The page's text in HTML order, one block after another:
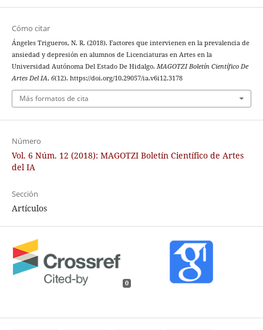
Cómo citar
Ángeles Trigueros, N. R. (2018). Factores que intervienen en la prevalencia de
ansiedad y depresión en alumnos de Licenciaturas en Artes en la
Universidad Autónoma Del Estado De Hidalgo. MAGOTZI Boletín Científico De
Artes Del IA, 6(12). https://doi.org/10.29057/ia.v6i12.3178
Más formatos de cita
Número
Vol. 6 Núm. 12 (2018): MAGOTZI Boletín Científico de Artes
del IA
Sección
Artículos
0